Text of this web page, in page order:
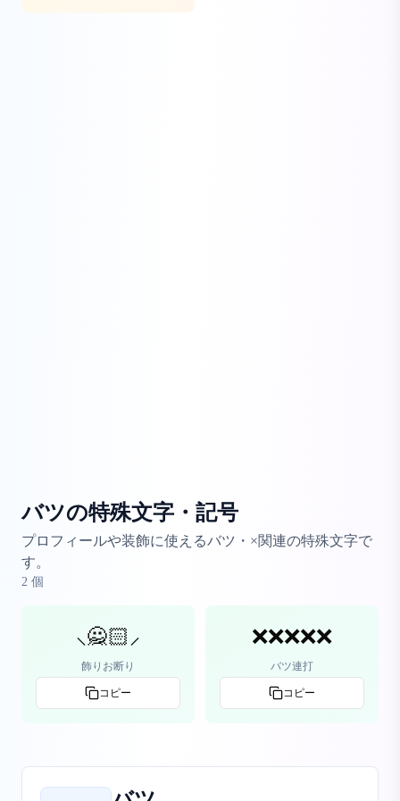
バツの特殊文字・記号
プロフィールや装飾に使えるバツ・×関連の特殊文字で
す。
2 個
⸜🙅🏻⸝
飾りお断り
コピー
❌❌❌❌❌
バツ連打
コピー